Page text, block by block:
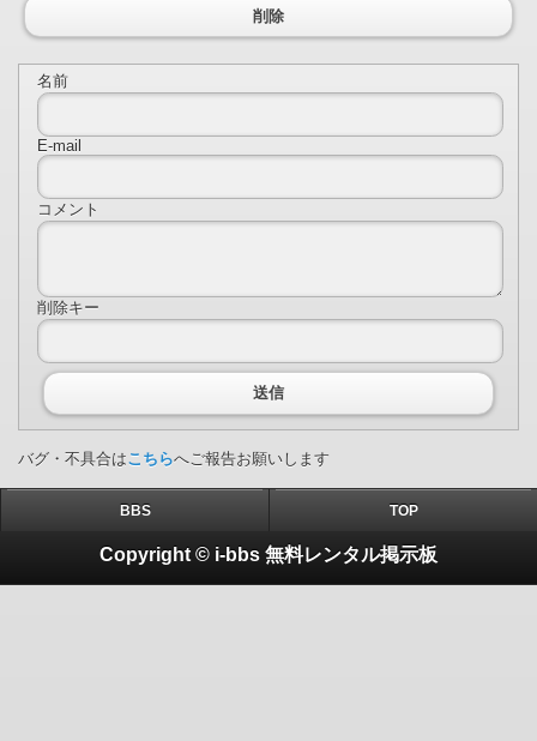
削除
名前
E-mail
コメント
削除キー
送信
バグ・不具合はこちらへご報告お願いします
BBS TOP
Copyright © i-bbs 無料レンタル掲示板